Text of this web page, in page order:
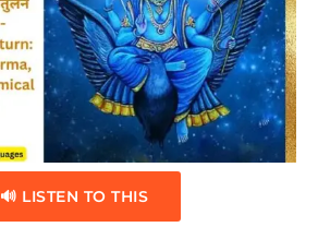
🔊 LISTEN TO THIS